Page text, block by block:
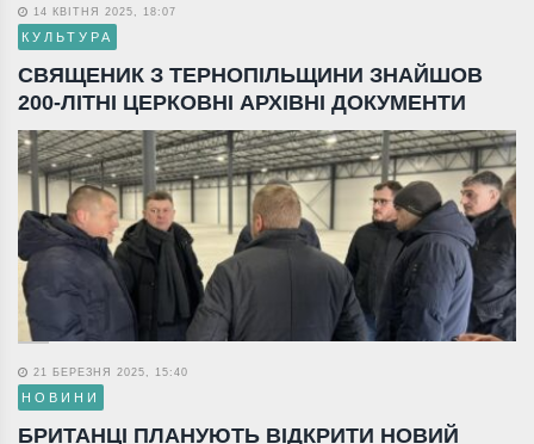
14 КВІТНЯ 2025, 18:07
КУЛЬТУРА
СВЯЩЕНИК З ТЕРНОПІЛЬЩИНИ ЗНАЙШОВ
200-ЛІТНІ ЦЕРКОВНІ АРХІВНІ ДОКУМЕНТИ
21 БЕРЕЗНЯ 2025, 15:40
НОВИНИ
БРИТАНЦІ ПЛАНУЮТЬ ВІДКРИТИ НОВИЙ